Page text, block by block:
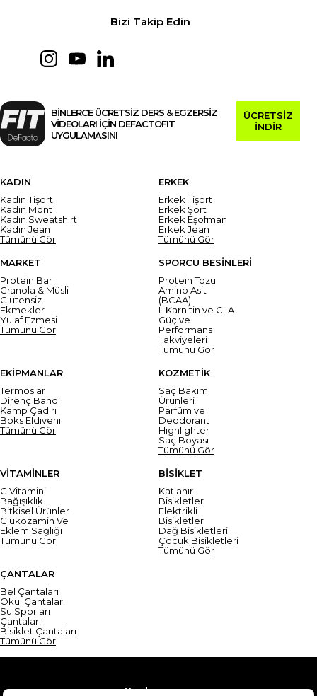
Bizi Takip Edin
BİNLERCE ÜCRETSİZ DERS & EGZERSİZ
VİDEOLARI İÇİN DEFACTOFIT
UYGULAMASINI
ÜCRETSİZ
İNDİR
KADIN
Kadın Tişört
Kadın Mont
Kadın Sweatshirt
Kadın Jean
Tümünü Gör
ERKEK
Erkek Tişört
Erkek Şort
Erkek Eşofman
Erkek Jean
Tümünü Gör
MARKET
Protein Bar
Granola & Müsli
Glutensiz
Ekmekler
Yulaf Ezmesi
Tümünü Gör
SPORCU BESİNLERİ
Protein Tozu
Amino Asit
(BCAA)
L Karnitin ve CLA
Güç ve
Performans
Takviyeleri
Tümünü Gör
EKİPMANLAR
Termoslar
Direnç Bandı
Kamp Çadırı
Boks Eldiveni
Tümünü Gör
KOZMETİK
Saç Bakım
Ürünleri
Parfüm ve
Deodorant
Highlighter
Saç Boyası
Tümünü Gör
VİTAMİNLER
C Vitamini
Bağışıklık
Bitkisel Ürünler
Glukozamin Ve
Eklem Sağlığı
Tümünü Gör
BİSİKLET
Katlanır
Bisikletler
Elektrikli
Bisikletler
Dağ Bisikletleri
Çocuk Bisikletleri
Tümünü Gör
ÇANTALAR
Bel Çantaları
Okul Çantaları
Su Sporları
Çantaları
Bisiklet Çantaları
Tümünü Gör
Yardım